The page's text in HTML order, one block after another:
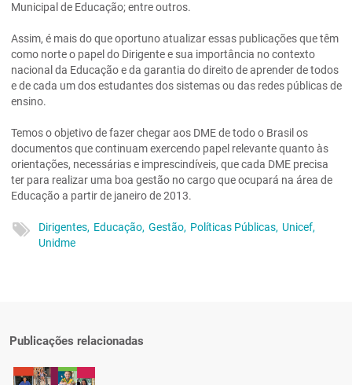
Municipal de Educação; entre outros.
Assim, é mais do que oportuno atualizar essas publicações que têm
como norte o papel do Dirigente e sua importância no contexto
nacional da Educação e da garantia do direito de aprender de todos
e de cada um dos estudantes dos sistemas ou das redes públicas de
ensino.
Temos o objetivo de fazer chegar aos DME de todo o Brasil os
documentos que continuam exercendo papel relevante quanto às
orientações, necessárias e imprescindíveis, que cada DME precisa
ter para realizar uma boa gestão no cargo que ocupará na área de
Educação a partir de janeiro de 2013.
Dirigentes, Educação, Gestão, Políticas Públicas, Unicef,
Unidme
Publicações relacionadas